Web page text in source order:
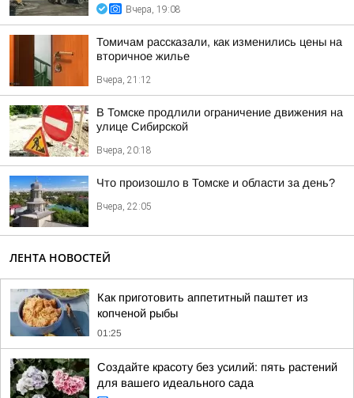
Вчера, 19:08
Томичам рассказали, как изменились цены на
вторичное жилье
Вчера, 21:12
В Томске продлили ограничение движения на
улице Сибирской
Вчера, 20:18
Что произошло в Томске и области за день?
Вчера, 22:05
ЛЕНТА НОВОСТЕЙ
Как приготовить аппетитный паштет из
копченой рыбы
01:25
Создайте красоту без усилий: пять растений
для вашего идеального сада